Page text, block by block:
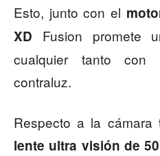
Esto, junto con el
XD Fusion promete
cualquier tanto
contraluz.
Respecto a la cámara
lente ultra visión de